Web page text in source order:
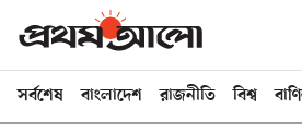
সর্বশেষ বাংলাদেশ রাজনীতি বিশ্ব